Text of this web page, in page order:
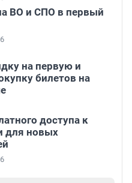
ВО и СПО в первый
на первую и
билетов на
доступа к
для новых